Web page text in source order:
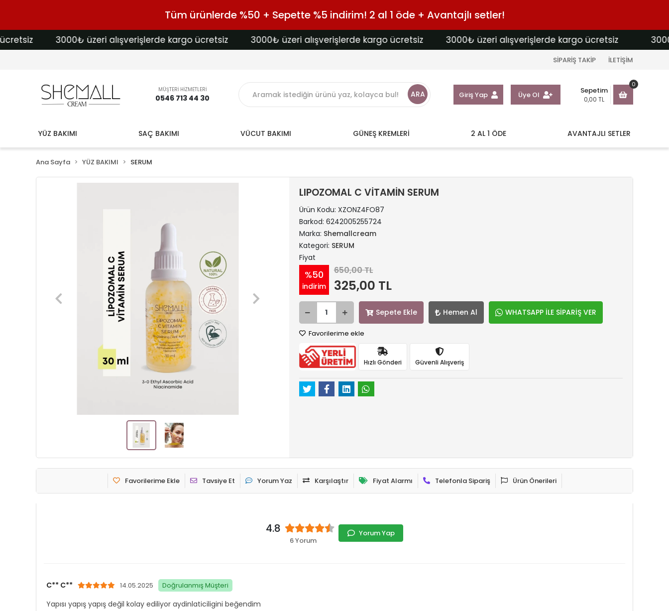
Tüm ürünlerde %50 + Sepette %5 indirim! 2 al 1 öde + Avantajlı setler!
3000₺ üzeri alışverişlerde kargo ücretsiz 3000₺ üzeri alışverişlerde kargo ücretsiz 3000₺ üzeri alışverişlerde kargo ücretsiz 3000₺
SİPARİŞ TAKİP İLETİŞİM
MÜŞTERİ HİZMETLERİ
0546 713 44 30 ARA Giriş Yap Üye Ol Sepetim
0,00 TL
0
YÜZ BAKIMI SAÇ BAKIMI VÜCUT BAKIMI GÜNEŞ KREMLERİ 2 AL 1 ÖDE AVANTAJLI SETLER
Ana Sayfa YÜZ BAKIMI SERUM
LIPOZOMAL C VİTAMİN SERUM
Ürün Kodu: XZONZ4FO87
Barkod: 6242005255724
Marka: Shemallcream
Kategori: SERUM
Fiyat
%50
indirim
650,00 TL
325,00 TL
Sepete Ekle Hemen Al WHATSAPP İLE SİPARİŞ VER
Favorilerime ekle
Hızlı Gönderi Güvenli Alışveriş
Favorilerime Ekle Tavsiye Et Yorum Yaz Karşılaştır Fiyat Alarmı Telefonla Sipariş Ürün Önerileri
4.8
6 Yorum
Yorum Yap
C** C** 14.05.2025 Doğrulanmış Müşteri
Yapısı yapış yapış değil kolay ediliyor aydinlaticiligini beğendim